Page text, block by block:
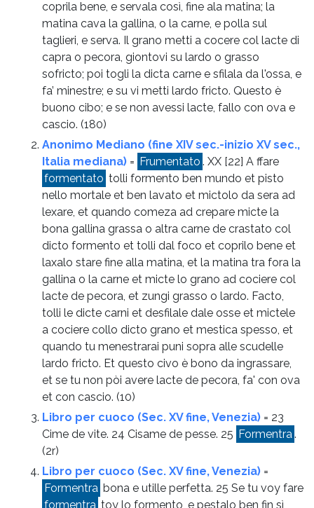
coprila bene, e servala così, fine ala matina; la
matina cava la gallina, o la carne, e polla sul
taglieri, e serva. Il grano metti a cocere col lacte di
capra o pecora, giontovi su lardo o grasso
sofricto; poi togli la dicta carne e sfilala da l'ossa, e
fa’ minestre; e su vi metti lardo fricto. Questo è
buono cibo; e se non avessi lacte, fallo con ova e
cascio. (180)
Anonimo Mediano (fine XIV sec.-inizio XV sec.,
Italia mediana) = Frumentato . XX [22] A ffare
formentato tolli formento ben mundo et pisto
nello mortale et ben lavato et mictolo da sera ad
lexare, et quando comeza ad crepare micte la
bona gallina grassa o altra carne de crastato col
dicto formento et tolli dal foco et coprilo bene et
laxalo stare fine alla matina, et la matina tra fora la
gallina o la carne et micte lo grano ad cociere col
lacte de pecora, et zungi grasso o lardo. Facto,
tolli le dicte carni et desfilale dale osse et mictele
a cociere collo dicto grano et mestica spesso, et
quando tu menestrarai puni sopra alle scudelle
lardo fricto. Et questo civo è bono da ingrassare,
et se tu non pòi avere lacte de pecora, fa' con ova
et con cascio. (10)
Libro per cuoco (Sec. XV fine, Venezia) = 23
Cime de vite. 24 Cisame de pesse. 25 Formentra.
(2r)
Libro per cuoco (Sec. XV fine, Venezia) =
Formentra bona e utille perfetta. 25 Se tu voy fare
formentra toy lo formento, e pestalo ben fin sì